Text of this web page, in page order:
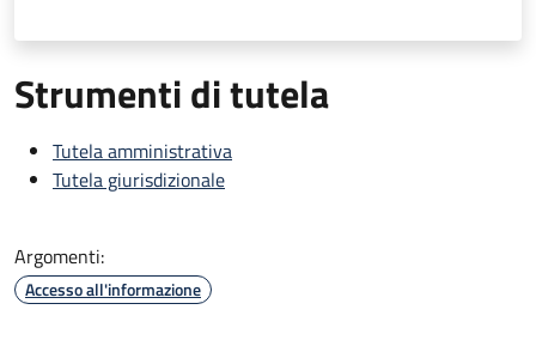
Strumenti di tutela
Tutela amministrativa
Tutela giurisdizionale
Argomenti:
Accesso all'informazione